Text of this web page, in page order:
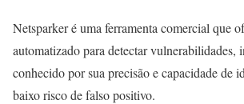
Netsparker é uma ferramenta comercial que
automatizado para detectar
conhecido por sua precisão e capacidade de
baixo risco de falso positivo.